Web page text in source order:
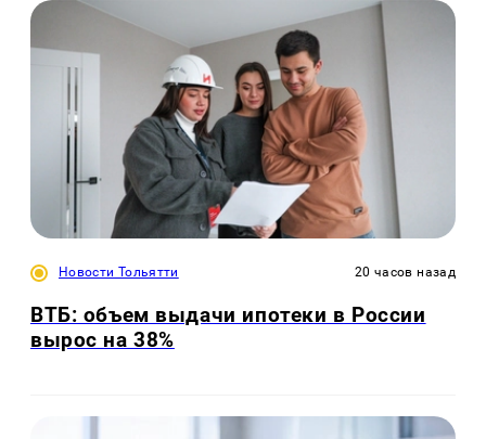
Новости Тольятти 20 часов назад
ВТБ: объем выдачи ипотеки в России
вырос на 38%